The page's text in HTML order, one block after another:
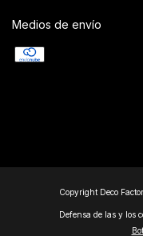
Medios de envío
Copyright Deco
Defensa de las y los